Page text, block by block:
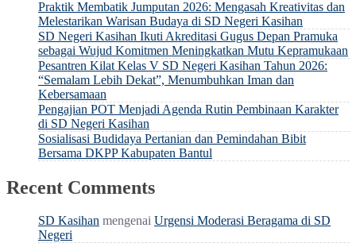
Praktik Membatik Jumputan 2026: Mengasah Kreativitas dan
Melestarikan Warisan Budaya di SD Negeri Kasihan
SD Negeri Kasihan Ikuti Akreditasi Gugus Depan Pramuka
sebagai Wujud Komitmen Meningkatkan Mutu Kepramukaan
Pesantren Kilat Kelas V SD Negeri Kasihan Tahun 2026:
“Semalam Lebih Dekat”, Menumbuhkan Iman dan
Kebersamaan
Pengajian POT Menjadi Agenda Rutin Pembinaan Karakter
di SD Negeri Kasihan
Sosialisasi Budidaya Pertanian dan Pemindahan Bibit
Bersama DKPP Kabupaten Bantul
Recent Comments
SD Kasihan mengenai Urgensi Moderasi Beragama di SD
Negeri